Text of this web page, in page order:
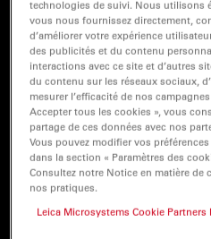
technologies de suivi. Nous utilisons
vous nous fournissez directement,
d’améliorer votre expérience
des publicités et du contenu
interactions avec ce site et d’autres
du contenu sur les réseaux sociaux,
mesurer l’efficacité de nos
Accepter tous les cookies », vous
partage de ces données avec nos
Vous pouvez modifier vos
dans la section « Paramètres des
Consultez notre Notice en matière de
nos pratiques.
Leica Microsystems Cookie Partners